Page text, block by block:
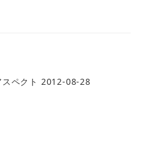
スペクト 2012-08-28